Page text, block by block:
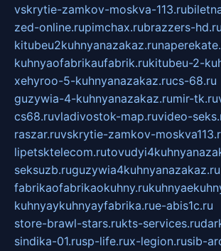
vskrytie-zamkov-moskva-113.ru
zed-online.rupimchax.rubrazzers-hd.ru
kitubeu2kuhnyanazakaz.ru
kuhnyaofabrikaufabrik.rukitubeu-2-
xehyroo-5-kuhnyanazakaz.rucs-68.ru
guzywia-4-kuhnyanazakaz.rumir-tk.ru
cs68.ruvladivostok-map.ruvideo-
raszar.ruvskrytie-zamkov-
lipetsktelecom.ru
seksuzb.ruguzywia4kuhnyanazakaz.ru
fabrikaofabrikaokuhny.ru
kuhnyaykuhnyayfabrika.rue-abis1c.ru
store-brawl-stars.rukts-services.ru
sindika-01.rusp-life.rux-legion.rusib-